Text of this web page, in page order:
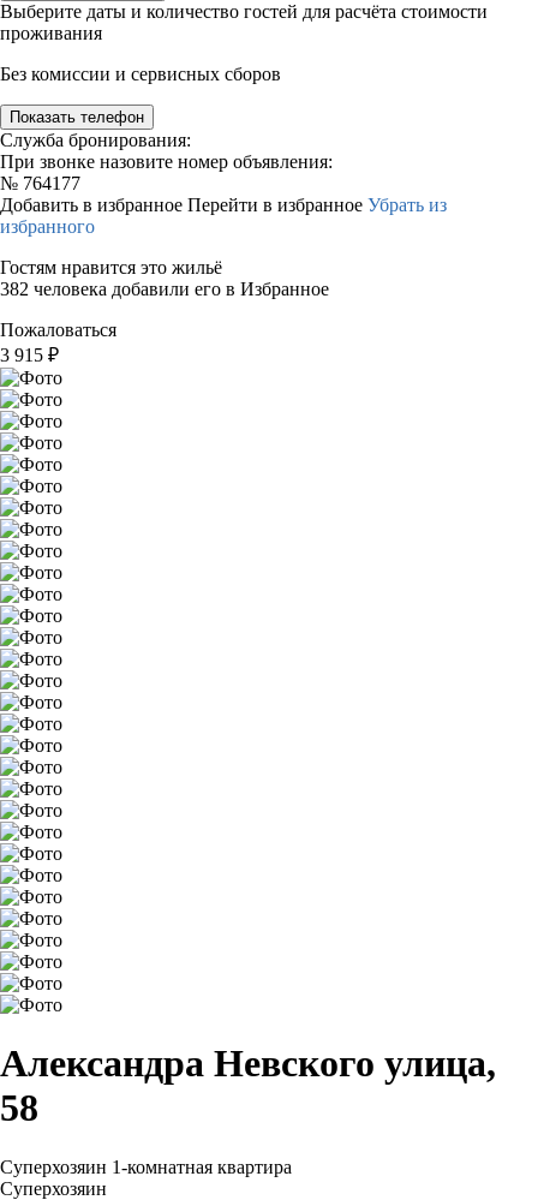
Выберите даты и количество гостей для расчёта стоимости
проживания
Без комиссии и сервисных сборов
Показать телефон
Служба бронирования:
При звонке назовите номер объявления:
№ 764177
Добавить в избранное Перейти в избранное Убрать из
избранного
Гостям нравится это жильё
382 человека добавили его в Избранное
Пожаловаться
3 915 ₽
Александра Невского улица,
58
Суперхозяин 1-комнатная квартира
Суперхозяин